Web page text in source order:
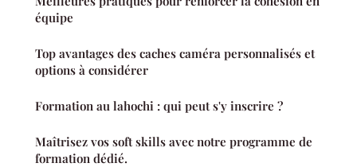
équipe
Top avantages des caches caméra personnalisés et
options à considérer
Formation au lahochi : qui peut s'y inscrire ?
Maîtrisez vos soft skills avec notre programme de
formation dédié.